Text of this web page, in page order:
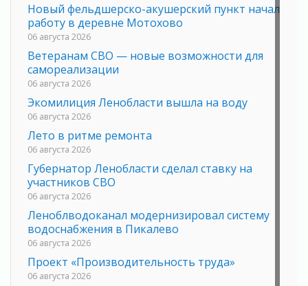
Новый фельдшерско-акушерский пункт начал
работу в деревне Мотохово
06 августа 2026
Ветеранам СВО — новые возможности для
самореализации
06 августа 2026
Экомилиция Ленобласти вышла на воду
06 августа 2026
Лето в ритме ремонта
06 августа 2026
Губернатор Ленобласти сделал ставку на
участников СВО
06 августа 2026
Леноблводоканал модернизировал систему
водоснабжения в Пикалево
06 августа 2026
Проект «Производительность труда»
06 августа 2026